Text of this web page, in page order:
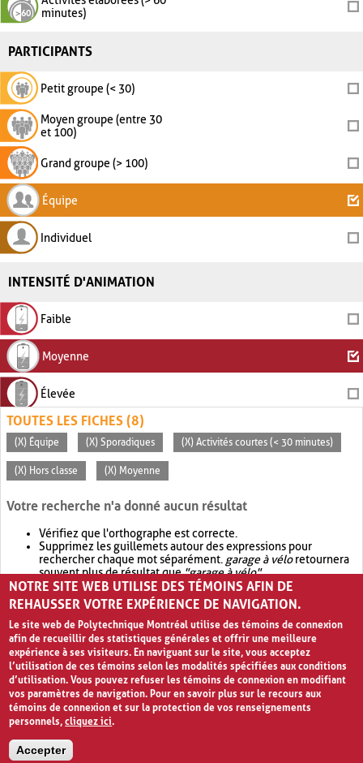
minutes)
PARTICIPANTS
Petit groupe (< 30)
Moyen groupe (entre 30
et 100)
Grand groupe (> 100)
Équipe
Individuel
INTENSITÉ D'ANIMATION
Faible
Moyenne
Élevée
TOUTES LES FICHES (8)
(X) Équipe (X) Sporadiques (X) Activités courtes (< 30 minutes)
(X) Hors classe (X) Moyenne
Votre recherche n'a donné aucun résultat
Vérifiez que l'orthographe est correcte.
Supprimez les guillemets autour des expressions pour
rechercher chaque mot séparément. garage à véloretournera
souvent plus de résultat que"garage à vélo".
Envisagez d'élargir votre recherche avec OR.garage OR vélo
retournera souvent plus de résultat quegarage à vélo
NOTRE SITE WEB UTILISE DES TÉMOINS AFIN DE
REHAUSSER VOTRE EXPÉRIENCE DE NAVIGATION.
Le site web de Polytechnique Montréal utilise des témoins de connexion
afin de recueillir des statistiques générales et offrir une meilleure
expérience à ses visiteurs. En naviguant sur le site, vous acceptez
l’utilisation de ces témoins selon les modalités spécifiées aux conditions
d’utilisation. Vous pouvez refuser les témoins de connexion en modifiant
vos paramètres de navigation. Pour en savoir plus sur le recours aux
témoins de connexion et sur la protection de vos renseignements
personnels,cliquez ici.
Accepter